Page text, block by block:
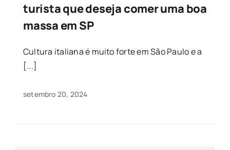
turista que deseja comer uma boa
massa em SP
Cultura italiana é muito forte em São Paulo e a
[...]
setembro 20, 2024